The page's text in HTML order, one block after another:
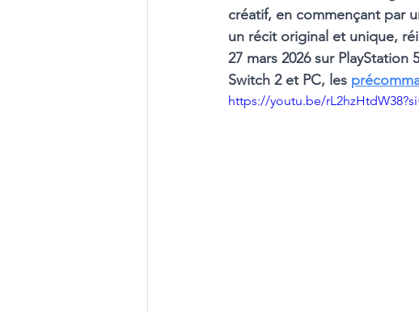
créatif, en commençant par
un récit original et unique,
27 mars 2026 sur
Switch 2 et PC, les
https://youtu.be/